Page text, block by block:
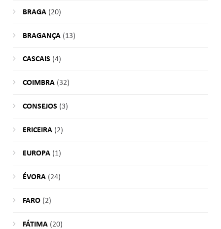
BRAGA(20)
BRAGANÇA(13)
CASCAIS (4)
COIMBRA(32)
CONSEJOS (3)
ERICEIRA(2)
EUROPA(1)
ÉVORA(24)
FARO(2)
FÁTIMA(20)